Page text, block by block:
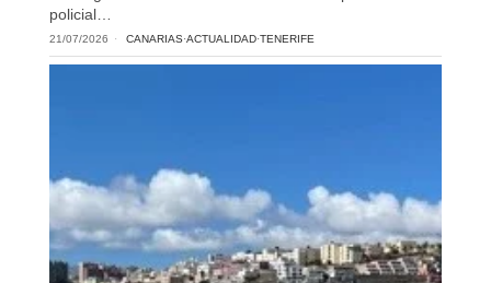
policial…
21/07/2026 CANARIAS·ACTUALIDAD·TENERIFE